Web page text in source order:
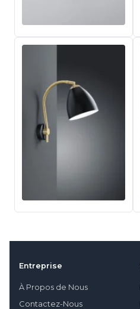
Entreprise
À Propos de Nous
Contactez-Nous